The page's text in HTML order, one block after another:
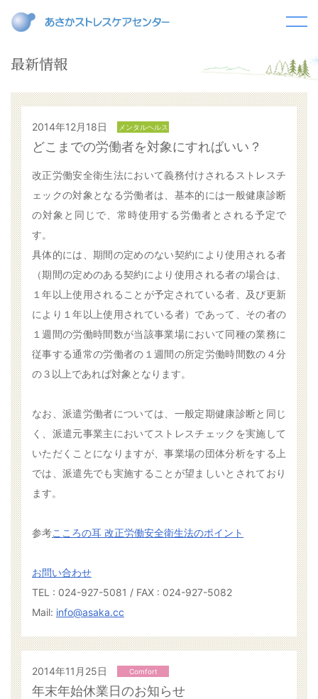
最新情報
2014年12月18日 メンタルヘルス
どこまでの労働者を対象にすればいい？
改正労働安全衛生法において義務付けされるストレスチ
ェックの対象となる労働者は、基本的には一般健康診断
の対象と同じで、常時使用する労働者とされる予定で
す。
具体的には、期間の定めのない契約により使用される者
（期間の定めのある契約により使用される者の場合は、
１年以上使用されることが予定されている者、及び更新
により１年以上使用されている者）であって、その者の
１週間の労働時間数が当該事業場において同種の業務に
従事する通常の労働者の１週間の所定労働時間数の４分
の３以上であれば対象となります。
なお、派遣労働者については、一般定期健康診断と同じ
く、派遣元事業主においてストレスチェックを実施して
いただくことになりますが、事業場の団体分析をする上
では、派遣先でも実施することが望ましいとされており
ます。
参考こころの耳 改正労働安全衛生法のポイント
お問い合わせ
TEL : 024-927-5081 / FAX : 024-927-5082
Mail: info@asaka.cc
2014年11月25日 Comfort
年末年始休業日のお知らせ